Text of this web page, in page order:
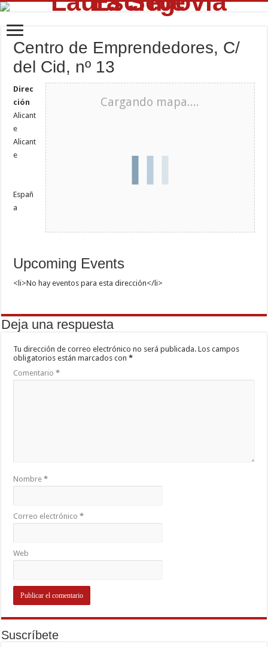
Centro de Emprendedores, C/
del Cid, nº 13
Cargando mapa....
Direc
ción
Alicant
e
Alicant
e
Españ
a
Upcoming Events
<li>No hay eventos para esta dirección</li>
Deja una respuesta
Tu dirección de correo electrónico no será publicada. Los campos
obligatorios están marcados con*
Comentario*
Nombre*
Correo electrónico*
Web
Suscríbete